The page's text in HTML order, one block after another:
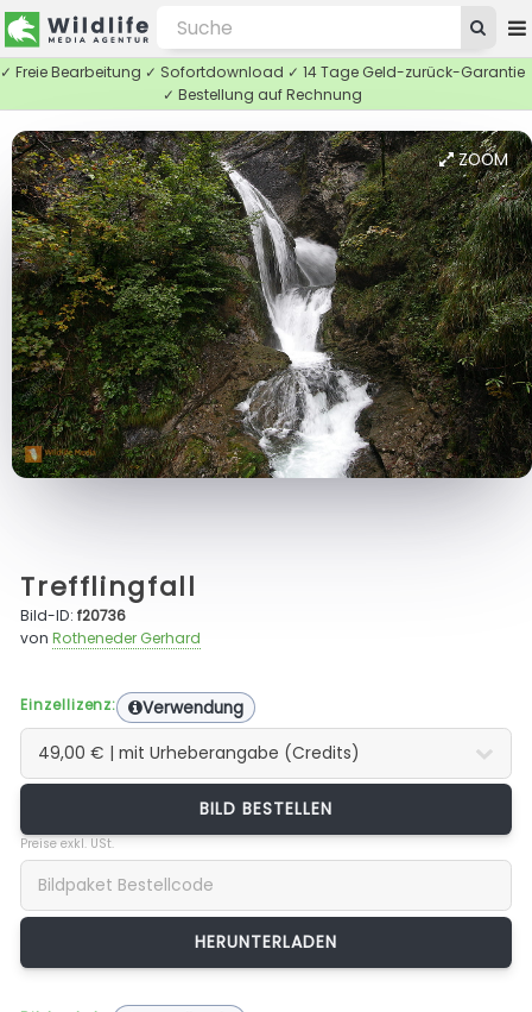
✓ Freie Bearbeitung ✓ Sofortdownload ✓ 14 Tage Geld-zurück-Garantie
✓ Bestellung auf Rechnung
ZOOM
Trefflingfall
Bild-ID:f20736
vonRotheneder Gerhard
Einzellizenz: Verwendung
BILD BESTELLEN
Preise exkl. USt.